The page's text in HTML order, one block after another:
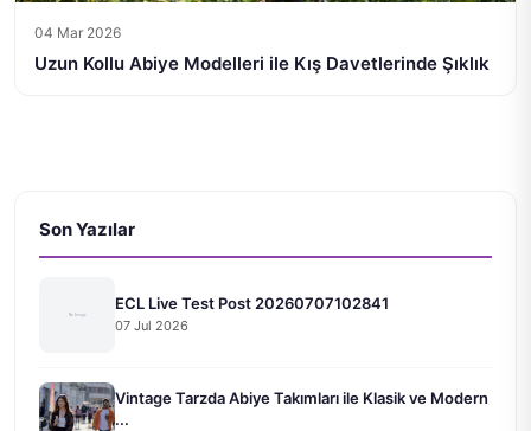
04 Mar 2026
Uzun Kollu Abiye Modelleri ile Kış Davetlerinde Şıklık
Son Yazılar
ECL Live Test Post 20260707102841
07 Jul 2026
Vintage Tarzda Abiye Takımları ile Klasik ve Modern
...